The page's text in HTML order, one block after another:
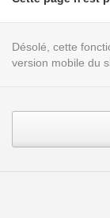
Désolé, cette
version mobile du